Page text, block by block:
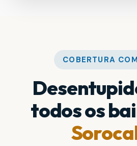
COBERTURA
todos os